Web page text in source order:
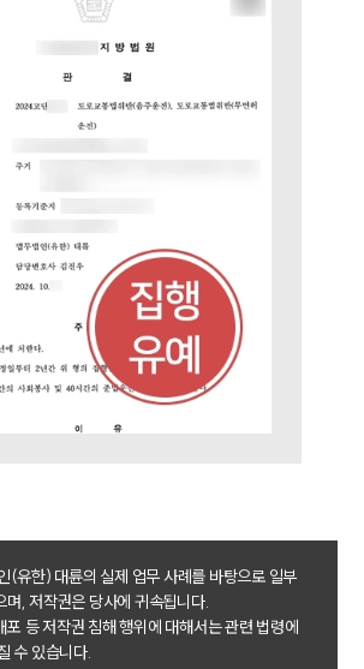
팀소개
대륜의 강점
오시는 길
글로벌 파트너 로펌
고객의 소리
통합검색
주요 업무사례
법률정보
법률지식인
고객후기
(유한) 대륜의 실제 업무 사례를 바탕으로 일부
, 저작권은 당사에 귀속됩니다.
포 등 저작권 침해 행위에 대해서는 관련 법령에
수 있습니다.